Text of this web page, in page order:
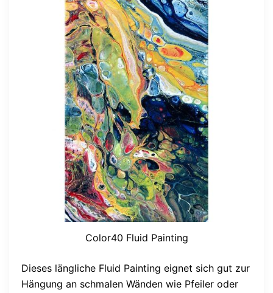
Color40 Fluid Painting
Dieses längliche Fluid Painting eignet sich gut zur
Hängung an schmalen Wänden wie Pfeiler oder